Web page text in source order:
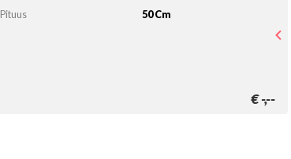
Pituus
50 Cm
€-,--